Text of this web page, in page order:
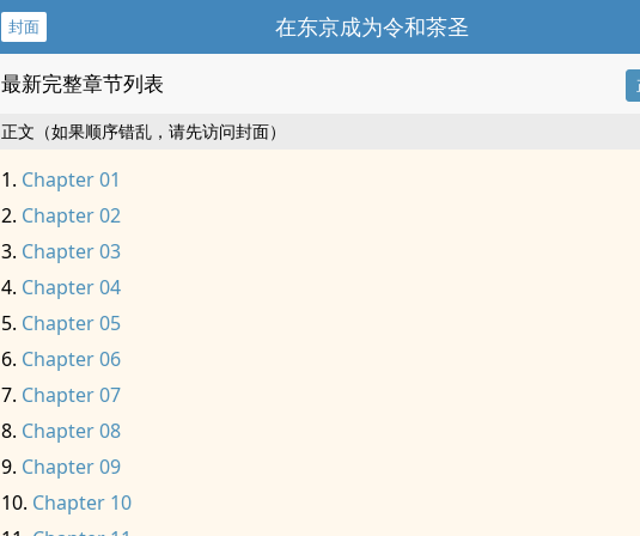
封面 在东京成为令和茶圣
最新完整章节列表
正文（如果顺序错乱，请先访问封面）
Chapter 01
Chapter 02
Chapter 03
Chapter 04
Chapter 05
Chapter 06
Chapter 07
Chapter 08
Chapter 09
Chapter 10